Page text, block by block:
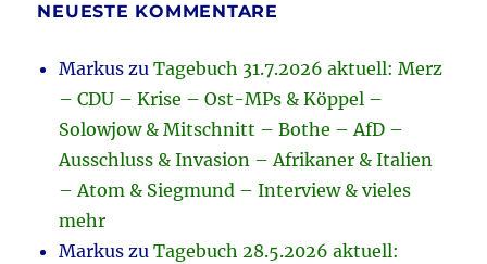
NEUESTE KOMMENTARE
Markus zuTagebuch 31.7.2026 aktuell: Merz
– CDU – Krise – Ost-MPs & Köppel –
Solowjow & Mitschnitt – Bothe – AfD –
Ausschluss & Invasion – Afrikaner & Italien
– Atom & Siegmund – Interview & vieles
mehr
Markus zuTagebuch 28.5.2026 aktuell: